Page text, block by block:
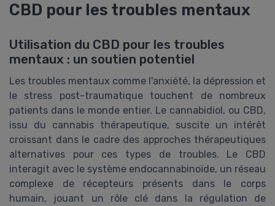
CBD pour les troubles mentaux
Utilisation du CBD pour les troubles
mentaux : un soutien potentiel
Les troubles mentaux comme l'anxiété, la dépression et
le stress post-traumatique touchent de nombreux
patients dans le monde entier. Le cannabidiol, ou CBD,
issu du cannabis thérapeutique, suscite un intérêt
croissant dans le cadre des approches thérapeutiques
alternatives pour ces types de troubles. Le CBD
interagit avec le système endocannabinoïde, un réseau
complexe de récepteurs présents dans le corps
humain, jouant un rôle clé dans la régulation de